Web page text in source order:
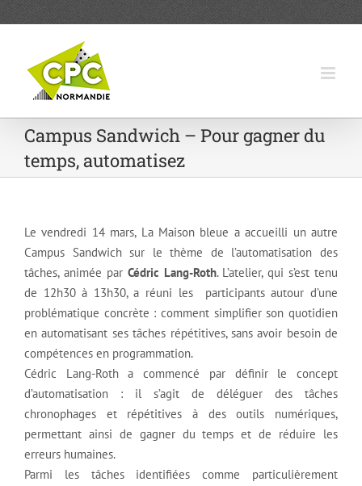
Campus Sandwich – Pour gagner du
temps, automatisez
Le vendredi 14 mars, La Maison bleue a accueilli un autre
Campus Sandwich sur le thème de l’automatisation des
tâches, animée par Cédric Lang-Roth. L’atelier, qui s’est tenu
de 12h30 à 13h30, a réuni les participants autour d’une
problématique concrète : comment simplifier son quotidien
en automatisant ses tâches répétitives, sans avoir besoin de
compétences en programmation.
Cédric Lang-Roth a commencé par définir le concept
d’automatisation : il s’agit de déléguer des tâches
chronophages et répétitives à des outils numériques,
permettant ainsi de gagner du temps et de réduire les
erreurs humaines.
Parmi les tâches identifiées comme particulièrement